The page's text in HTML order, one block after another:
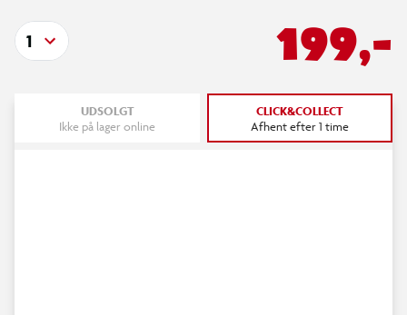
199,-
1
UDSOLGT
Ikke på lager online
CLICK&COLLECT
Afhent efter 1 time